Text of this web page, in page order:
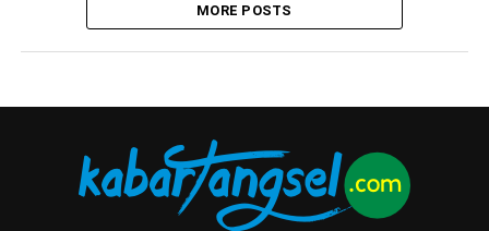
MORE POSTS